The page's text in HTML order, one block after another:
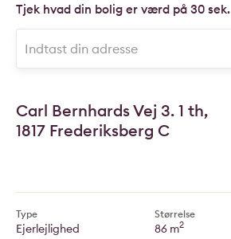
Tjek hvad din bolig er værd på 30 sek.
Carl Bernhards Vej 3. 1 th,
1817 Frederiksberg C
Type
Ejerlejlighed
Størrelse
86 m2